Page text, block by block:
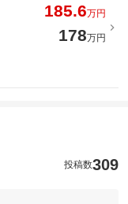
185.6万円
178万円
投稿数309